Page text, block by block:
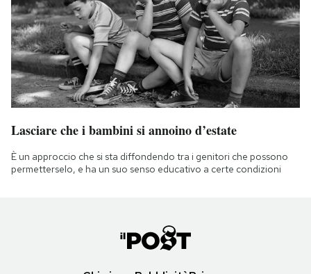
Lasciare che i bambini si annoino d’estate
È un approccio che si sta diffondendo tra i genitori che possono
permetterselo, e ha un suo senso educativo a certe condizioni